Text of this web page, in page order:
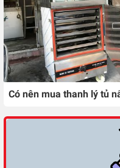
Có nên mua thanh lý tủ